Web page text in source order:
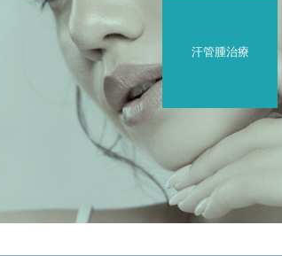
汗管腫治療